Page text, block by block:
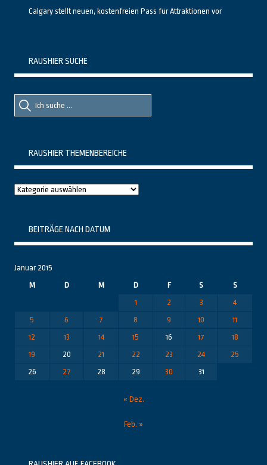
Calgary stellt neuen, kostenfreien Pass für Attraktionen vor
RAUSHIER SUCHE
Suche
nach::
Suche
nach:
RAUSHIER THEMENBEREICHE
Raushier
BEITRÄGE NACH DATUM
Januar 2015
M
D M D F S
S
1
2 3
4
5
6 7 8 9 10
11
12
13 14 15 16 17
18
19
20 21 22 23 24
25
26
27 28 29 30 31
« Dez.
Feb. »